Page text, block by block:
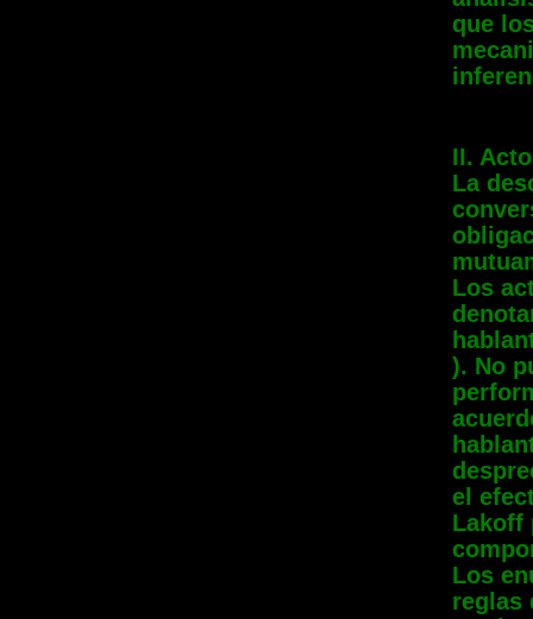
que
II.
La
Los
). No
el
Lakoff
Los
reglas